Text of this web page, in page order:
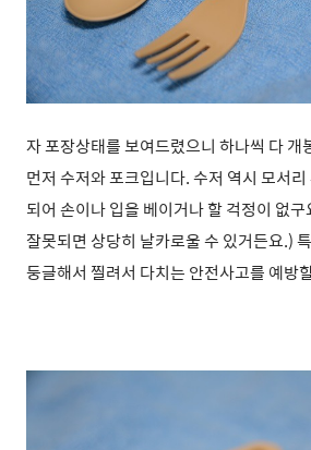
자 포장상태를 보여드렸으니 하나씩 다 개
먼저 수저와 포크입니다. 수저 역시 모서
되어 손이나 입을 베이거나 할 걱정이 없
잘못되면 상당히 날카로울 수 있거든요.)
둥글해서 찔려서 다치는 안전사고를 예방